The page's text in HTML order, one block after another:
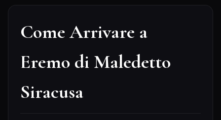
Come Arrivare a
Eremo di Maledetto
Siracusa